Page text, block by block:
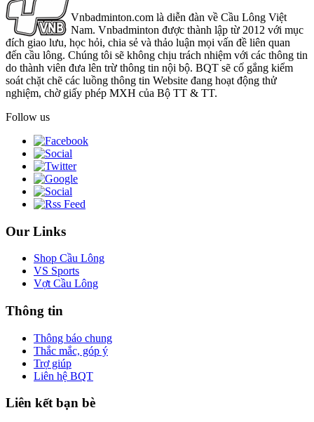
Vnbadminton.com là diễn đàn về Cầu Lông Việt
Nam. Vnbadminton được thành lập từ 2012 với mục
đích giao lưu, học hỏi, chia sẻ và thảo luận mọi vấn đề liên quan
đến cầu lông. Chúng tôi sẽ không chịu trách nhiệm với các thông tin
do thành viên đưa lên trừ thông tin nội bộ. BQT sẽ cố gắng kiểm
soát chặt chẽ các luồng thông tin Website đang hoạt động thử
nghiệm, chờ giấy phép MXH của Bộ TT & TT.
Follow us
Our Links
Shop Cầu Lông
VS Sports
Vợt Cầu Lông
Thông tin
Thông báo chung
Thắc mắc, góp ý
Trợ giúp
Liên hệ BQT
Liên kết bạn bè